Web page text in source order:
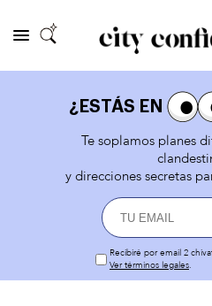
¿ESTÁS EN
Te soplamos planes
y direcciones secretas
Recibiré por email 2
Ver términos legales.